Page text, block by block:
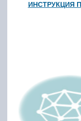
ИНСТРУКЦИЯ